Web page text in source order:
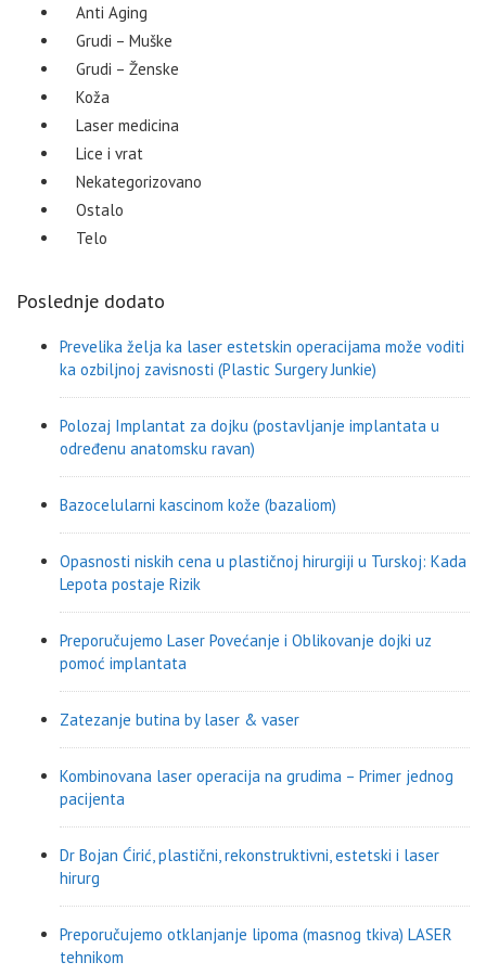
Anti Aging
Grudi – Muške
Grudi – Ženske
Koža
Laser medicina
Lice i vrat
Nekategorizovano
Ostalo
Telo
Poslednje dodato
Prevelika želja ka laser estetskin operacijama može voditi
ka ozbiljnoj zavisnosti (Plastic Surgery Junkie)
Polozaj Implantat za dojku (postavljanje implantata u
određenu anatomsku ravan)
Bazocelularni kascinom kože (bazaliom)
Opasnosti niskih cena u plastičnoj hirurgiji u Turskoj: Kada
Lepota postaje Rizik
Preporučujemo Laser Povećanje i Oblikovanje dojki uz
pomoć implantata
Zatezanje butina by laser & vaser
Kombinovana laser operacija na grudima – Primer jednog
pacijenta
Dr Bojan Ćirić, plastični, rekonstruktivni, estetski i laser
hirurg
Preporučujemo otklanjanje lipoma (masnog tkiva) LASER
tehnikom